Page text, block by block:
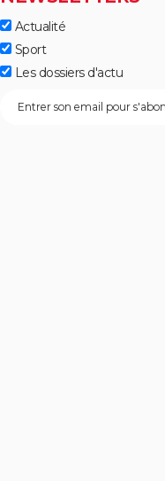
Actualité
Sport
Les dossiers d'actu